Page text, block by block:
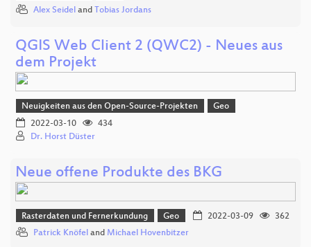
Alex Seidel and Tobias Jordans
QGIS Web Client 2 (QWC2) - Neues aus
dem Projekt
Neuigkeiten aus den Open-Source-Projekten
Geo
2022-03-10
434
Dr. Horst Düster
Neue offene Produkte des BKG
Rasterdaten und Fernerkundung Geo 2022-03-09
362
Patrick Knöfel and Michael Hovenbitzer